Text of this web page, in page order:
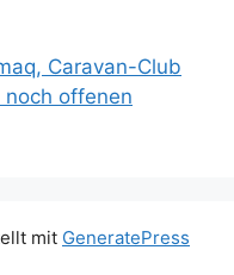
Caravan-Club
offenen
mit GeneratePress